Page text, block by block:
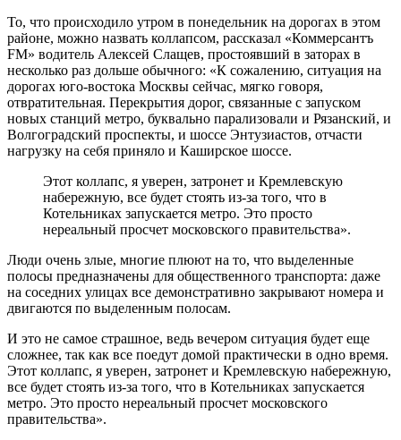
То, что происходило утром в понедельник на дорогах в этом
районе, можно назвать коллапсом, рассказал «Коммерсантъ
FM» водитель Алексей Слащев, простоявший в заторах в
несколько раз дольше обычного: «К сожалению, ситуация на
дорогах юго-востока Москвы сейчас, мягко говоря,
отвратительная. Перекрытия дорог, связанные с запуском
новых станций метро, буквально парализовали и Рязанский, и
Волгоградский проспекты, и шоссе Энтузиастов, отчасти
нагрузку на себя приняло и Каширское шоссе.
Этот коллапс, я уверен, затронет и Кремлевскую
набережную, все будет стоять из-за того, что в
Котельниках запускается метро. Это просто
нереальный просчет московского правительства».
Люди очень злые, многие плюют на то, что выделенные
полосы предназначены для общественного транспорта: даже
на соседних улицах все демонстративно закрывают номера и
двигаются по выделенным полосам.
И это не самое страшное, ведь вечером ситуация будет еще
сложнее, так как все поедут домой практически в одно время.
Этот коллапс, я уверен, затронет и Кремлевскую набережную,
все будет стоять из-за того, что в Котельниках запускается
метро. Это просто нереальный просчет московского
правительства».